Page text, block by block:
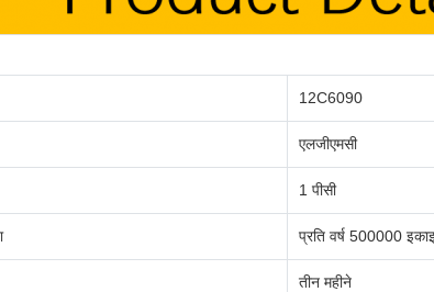
12C6090
एलजीएमसी
1 पीसी
प्रति वर्ष 500000
तीन महीने